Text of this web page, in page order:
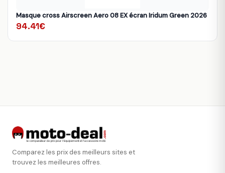
Masque cross Airscreen Aero 08 EX écran Iridum Green 2026
94.41€
Comparez les prix des meilleurs sites et
trouvez les meilleures offres.